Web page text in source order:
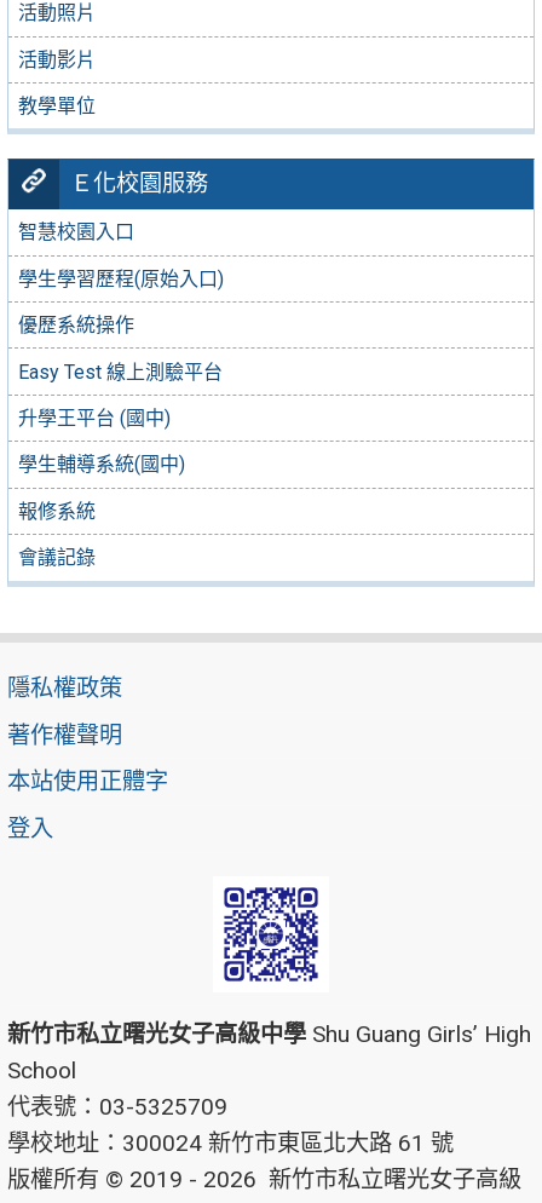
活動照片
活動影片
教學單位
Ｅ化校園服務
智慧校園入口
學生學習歷程(原始入口)
優歷系統操作
Easy Test 線上測驗平台
升學王平台 (國中)
學生輔導系統(國中)
報修系統
會議記錄
隱私權政策
著作權聲明
本站使用正體字
登入
新竹市私立曙光女子高級中學 Shu Guang Girls’ High
School
代表號：03-5325709
學校地址：300024 新竹市東區北大路 61 號
版權所有 © 2019 - 2026 新竹市私立曙光女子高級